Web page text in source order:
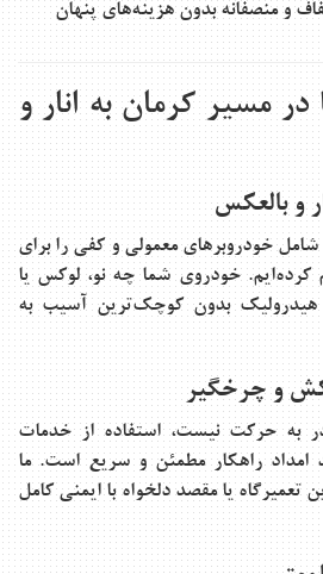
و منصفانه بدون هزینه‌های پنهان
مسیر کرمان به انار و
و بالعکس
شامل خودروبرهای معمولی و کفی را برای
کرده‌ایم. خودروی شما چه نو، لوکس یا
هیدرولیک بدون کوچک‌ترین آسیب به
و چرخگیر
به حرکت نیست، استفاده از خدمات
راهکار مطمئن و سریع است. ما
تعمیرگاه یا مقصد دلخواه با ایمنی کامل